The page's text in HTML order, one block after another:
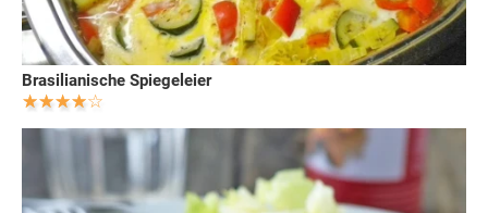
Brasilianische Spiegeleier